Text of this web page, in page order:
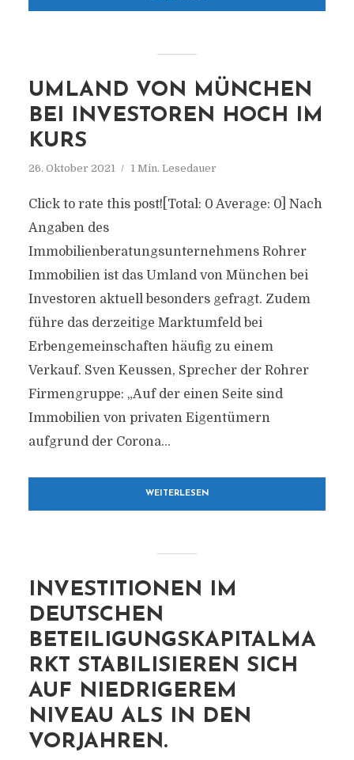
UMLAND VON MÜNCHEN
BEI INVESTOREN HOCH IM
KURS
26. Oktober 2021 1 Min. Lesedauer
Click to rate this post![Total: 0 Average: 0] Nach
Angaben des
Immobilienberatungsunternehmens Rohrer
Immobilien ist das Umland von München bei
Investoren aktuell besonders gefragt. Zudem
führe das derzeitige Marktumfeld bei
Erbengemeinschaften häufig zu einem
Verkauf. Sven Keussen, Sprecher der Rohrer
Firmengruppe: „Auf der einen Seite sind
Immobilien von privaten Eigentümern
aufgrund der Corona...
WEITERLESEN
INVESTITIONEN IM
DEUTSCHEN
BETEILIGUNGSKAPITALMA
RKT STABILISIEREN SICH
AUF NIEDRIGEREM
NIVEAU ALS IN DEN
VORJAHREN.